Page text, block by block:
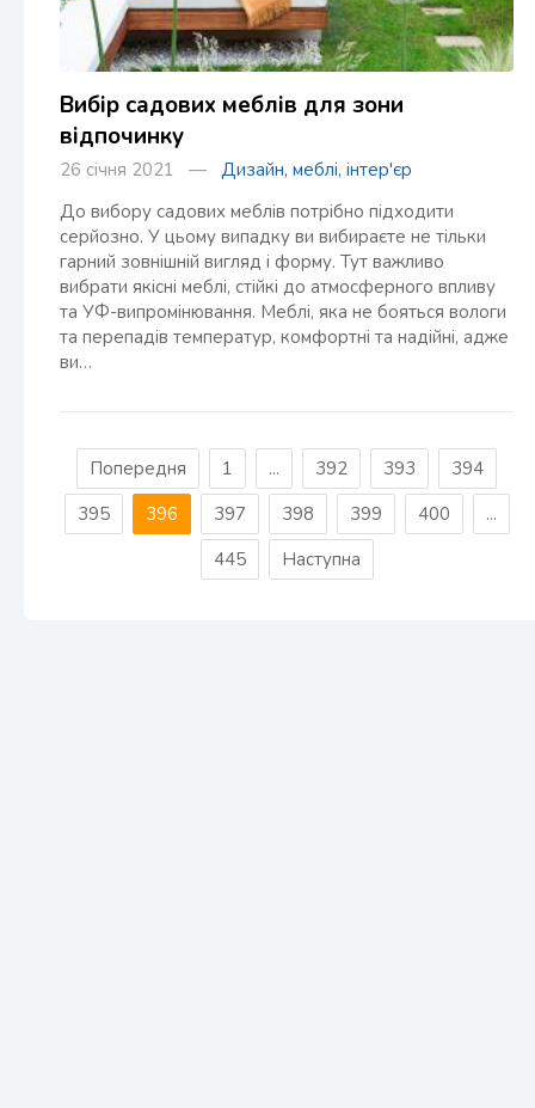
Вибір садових меблів для зони
відпочинку
26 січня 2021 — Дизайн, меблі, інтер'єр
До вибору садових меблів потрібно підходити
серйозно. У цьому випадку ви вибираєте не тільки
гарний зовнішній вигляд і форму. Тут важливо
вибрати якісні меблі, стійкі до атмосферного впливу
та УФ-випромінювання. Меблі, яка не бояться вологи
та перепадів температур, комфортні та надійні, адже
ви…
Попередня 1 ... 392 393
394
395
396 397 398 399 400
...
445
Наступна